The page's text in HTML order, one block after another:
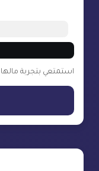
استمتعي بتجربة